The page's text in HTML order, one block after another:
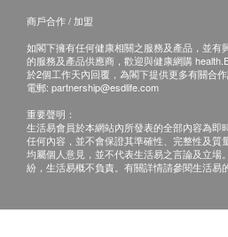
康網購health.ESDlife客戶服
商戶合作 / 加盟
如閣下擁有任何健康相關之服務及產品，並有
的服務及產品供應商，歡迎與健康網購
於2個工作天內回覆，為閣下提供更多有關合作
電郵: partnership@esdlife.com
重要聲明：
生活易會員於本網站內所發表的全部內容為即
任何內容，並不會保證其準確性、完整性及質
均屬個人意見，並不代表生活易之言論及立場
紛，生活易概不負責。有關詳情請參閱生活易